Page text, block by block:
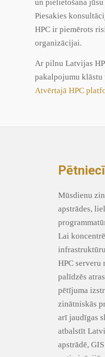
un pielietošana
Piesakies
HPC ir piemērots
organizācijai.
Ar pilnu Latvijas
pakalpojumu klāstu
Atvērtajā HPC
Mūsdienu
apstrādes,
Lai
HPC serveru
palīdzēs
pētījuma
zinātniskās
arī jaudīgas
atbalstīt
apstrādē,